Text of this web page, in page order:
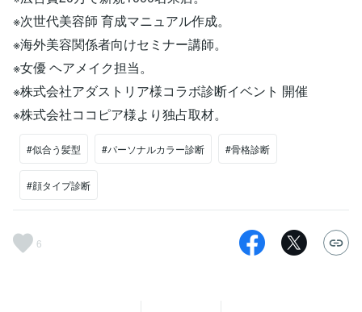
※次世代美容師 育成マニュアル作成。
※海外美容関係者向けセミナー講師。
※女優 ヘアメイク担当。
※株式会社アダストリア様コラボ診断イベント 開催
※株式会社ココピア様より独占取材。
#似合う髪型 #パーソナルカラー診断 #骨格診断
#顔タイプ診断
6